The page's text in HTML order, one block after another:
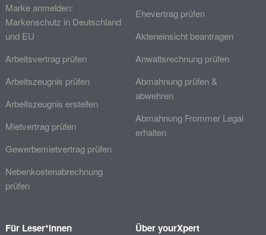
Marke anmelden:
Markenschutz in Deutschland
und EU
Arbeitsvertrag prüfen
Arbeitszeugnis prüfen
Arbeitszeugnis erstellen
Mietvertrag prüfen
Gewerbemietvertrag prüfen
Nebenkostenabrechnung
prüfen
Ehevertrag prüfen
Akteneinsicht beantragen
Anwaltsrechnung prüfen
Abmahnung prüfen &
abwehren
Abmahnung Frommer Legal
erhalten
Für Leser*innen Über yourXpert